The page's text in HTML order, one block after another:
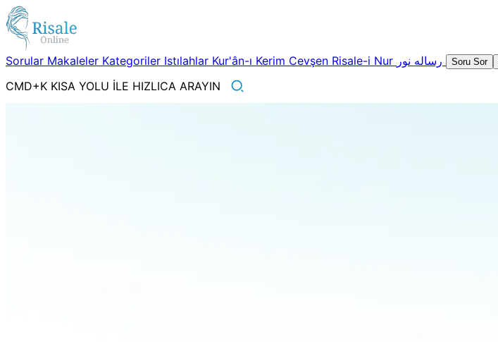
Sorular Makaleler Kategoriler Istılahlar Kur'ân-ı Kerim Cevşen Risale-i Nur Soru Sor
CMD+K KISA YOLU İLE HIZLICA ARAYIN